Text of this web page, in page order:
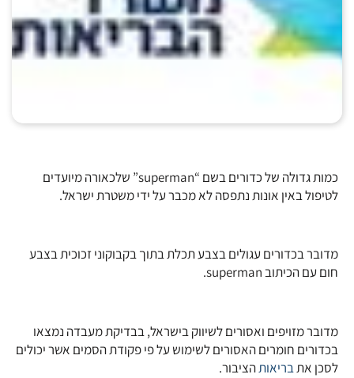
כמות גדולה של כדורים בשם “superman” שלכאורה מיועדים
לטיפול באין אונות נתפסה לא מכבר על ידי משטרת ישראל.
מדובר בכדורים עגולים בצבע תכלת בתוך בקבוקוני זכוכית בצבע
חום עם הכיתוב superman.
מדובר מזויפים ואסורים לשיווק בישראל, בבדיקת מעבדה נמצאו
בכדורים חומרים האסורים לשימוש על פי פקודת הסמים אשר יכולים
לסכן אתבריאותהציבור.